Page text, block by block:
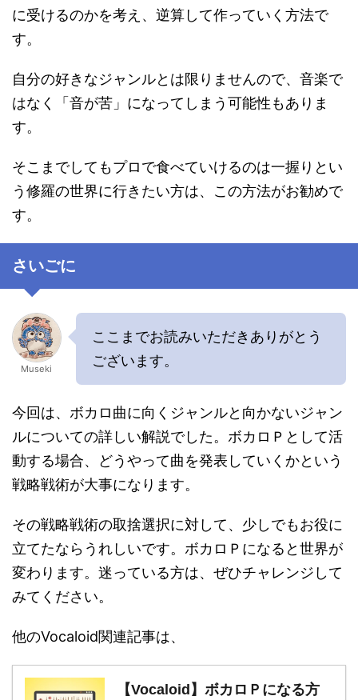
に受けるのかを考え、逆算して作っていく方法で
す。
自分の好きなジャンルとは限りませんので、音楽で
はなく「音が苦」になってしまう可能性もありま
す。
そこまでしてもプロで食べていけるのは一握りとい
う修羅の世界に行きたい方は、この方法がお勧めで
す。
さいごに
Museki
ここまでお読みいただきありがとう
ございます。
今回は、ボカロ曲に向くジャンルと向かないジャン
ルについての詳しい解説でした。ボカロＰとして活
動する場合、どうやって曲を発表していくかという
戦略戦術が大事になります。
その戦略戦術の取捨選択に対して、少しでもお役に
立てたならうれしいです。ボカロＰになると世界が
変わります。迷っている方は、ぜひチャレンジして
みてください。
他のVocaloid関連記事は、
【Vocaloid】ボカロＰになる方